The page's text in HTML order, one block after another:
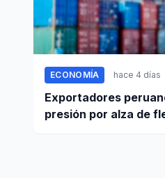
ECONOMÍA hace 4 días
Exportadores
presión por alza de